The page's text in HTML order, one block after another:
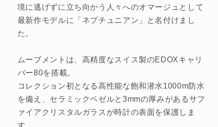
境に逃げずに立ち向かう人々へのオマージュとして
最新作モデルに「ネプチュニアン」と名付けまし
た。
ムーブメントは、高精度なスイス製のEDOXキャリ
バー80を搭載。
コレクション初となる高性能な飽和潜水1000m防水
を備え、セラミックベゼルと3mmの厚みがあるサフ
ァイアクリスタルガラスが時計の表面を保護しま